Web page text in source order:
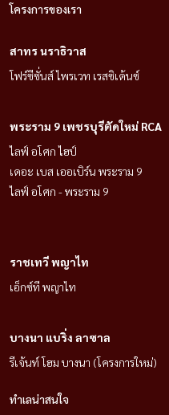
โครงการของเรา
สาทร นราธิวาส
โฟร์ซีซั่นส์ ไพรเวท เรสซิเด้นซ์
พระราม 9 เพชรบุรีตัดใหม่ RCA
ไลฟ์ อโศก ไฮป์
เดอะ เบส เออเบิร์น พระราม 9
ไลฟ์ อโศก - พระราม 9
ราชเทวี พญาไท
เอ็กซ์ที พญาไท
บางนา แบริ่ง ลาซาล
รีเจ้นท์ โฮม บางนา (โครงการใหม่)
ทำเลน่าสนใจ